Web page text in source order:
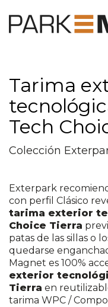
Tarima
Tech
Colección
Exterpark
con perfil Clásico
tarima exterior
Choice Tierra
patas de las sillas o
quedarse
Magnet es 100%
exterior
Tierra en
tarima WPC /